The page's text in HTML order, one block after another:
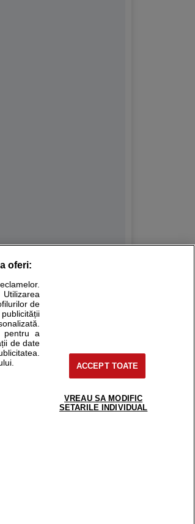
consultul medical direct si
fie unul dintre medicii pe care
support@sfatulmedicului.ro
0374 109 268
2, cod 021901
oferi:
de
pentru a
de date
ACCEPT TOATE
VREAU SA MODIFIC
SETARILE INDIVIDUAL